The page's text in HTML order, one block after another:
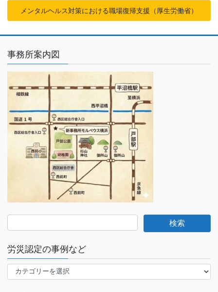
メンタルヘルス対策における職場復帰支援（厚生労働省）
事務所案内図
労災認定の事例など
災